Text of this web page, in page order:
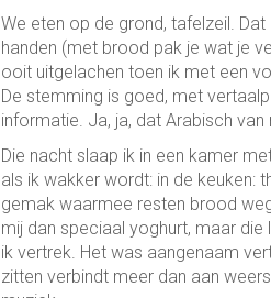
We eten op de grond, tafelzeil.
handen (met brood pak je wat je
ooit uitgelachen toen ik met een
De stemming is goed, met
informatie. Ja, ja, dat Arabisch
Die nacht slaap ik in een kamer
als ik wakker wordt: in de keuken:
gemak waarmee resten brood
mij dan speciaal yoghurt, maar
ik vertrek. Het was aangenaam
zitten verbindt meer dan aan